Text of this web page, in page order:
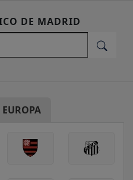
DE MADRID
EUROPA